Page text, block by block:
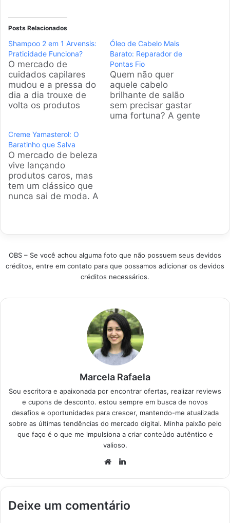
Posts Relacionados
Shampoo 2 em 1 Arvensis:
Praticidade Funciona?
O mercado de
cuidados capilares
mudou e a pressa do
dia a dia trouxe de
volta os produtos
**Shampoo 2 em 1
Arvensis** aparece
como uma solução
para quem busca
agilidade sem abrir
mão da saúde dos
fios, selecionamos os
Óleo de Cabelo Mais
Barato: Reparador de
Pontas Fio
Quem não quer
aquele cabelo
brilhante de salão
sem precisar gastar
uma fortuna? A gente
Creme Yamasterol: O
Baratinho que Salva
O mercado de beleza
vive lançando
produtos caros, mas
tem um clássico que
nunca sai de moda. A
mostrar por que o
sucesso absoluto do
custo-benefício.
baseadas em quem
OBS – Se você achou alguma foto que não possuem seus devidos
créditos, entre em contato para que possamos adicionar os devidos
créditos necessários.
Marcela Rafaela
Sou escritora e apaixonada por encontrar ofertas, realizar reviews
e cupons de desconto. estou sempre em busca de novos
desafios e oportunidades para crescer, mantendo-me atualizada
sobre as últimas tendências do mercado digital. Minha paixão pelo
que faço é o que me impulsiona a criar conteúdo autêntico e
valioso.
Website
Deixe um comentário